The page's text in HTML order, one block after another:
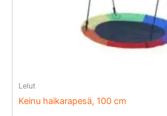
Lelut
Keinu haikarapesä, 100 cm